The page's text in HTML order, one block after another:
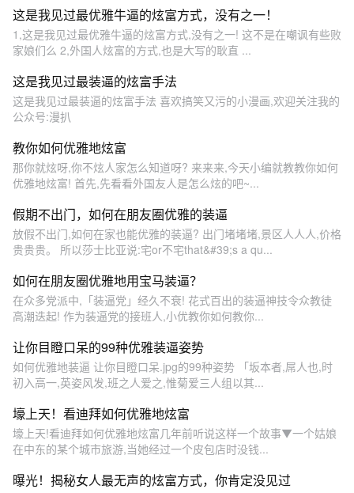
这是我见过最优雅牛逼的炫富方式，没有之一！
1,这是我见过最优雅牛逼的炫富方式,没有之一! 这不是在嘲讽有些败
家娘们么 2,外国人炫富的方式,也是大写的耿直 ...
这是我见过最装逼的炫富手法
这是我见过最装逼的炫富手法 喜欢搞笑又污的小漫画,欢迎关注我的
公众号:漫扒
教你如何优雅地炫富
那你就炫呀,你不炫人家怎么知道呀? 来来来,今天小编就教教你如何
优雅地炫富! 首先,先看看外国友人是怎么炫的吧~...
假期不出门，如何在朋友圈优雅的装逼
放假不出门,如何在家也能优雅的装逼? 出门堵堵堵,景区人人人,价格
贵贵贵。 所以莎士比亚说:宅or不宅that&#39;s a qu...
如何在朋友圈优雅地用宝马装逼？
在众多党派中,「装逼党」经久不衰! 花式百出的装逼神技令众教徒
高潮迭起! 作为装逼党的接班人,小优教你如何教你...
让你目瞪口呆的99种优雅装逼姿势
如何优雅地装逼 让你目瞪口呆.jpg的99种姿势 「坂本者,屌人也,时
初入高一,英姿风发,班之人爱之,惟菊爱三人组以其...
壕上天！看迪拜如何优雅地炫富
壕上天!看迪拜如何优雅地炫富几年前听说这样一个故事▼一个姑娘
在中东的某个城市旅游,当她经过一个皮包店时没钱...
曝光！揭秘女人最无声的炫富方式，你肯定没见过